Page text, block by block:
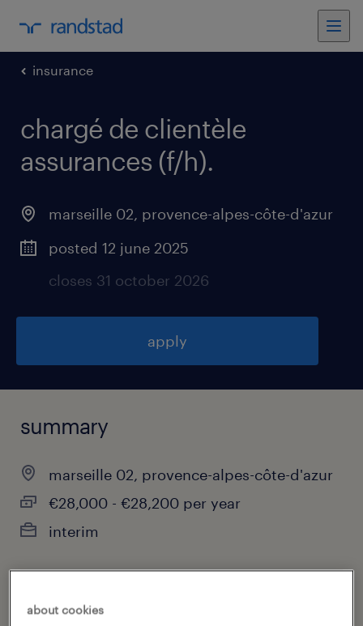
insurance
chargé de clientèle
assurances (f/h).
marseille 02, provence-alpes-côte-d'azur
posted 12 june 2025
closes 31 october 2026
apply
summary
marseille 02, provence-alpes-côte-d'azur
€28,000 - €28,200 per year
interim
job category
about cookies